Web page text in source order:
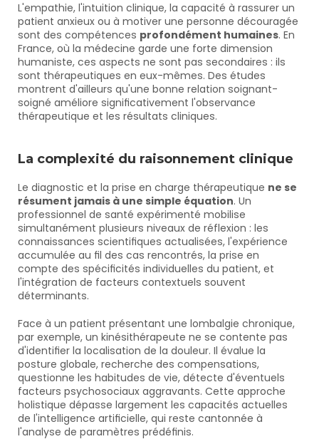
L'empathie, l'intuition clinique, la capacité à rassurer un
patient anxieux ou à motiver une personne découragée
sont des compétences profondément humaines. En
France, où la médecine garde une forte dimension
humaniste, ces aspects ne sont pas secondaires : ils
sont thérapeutiques en eux-mêmes. Des études
montrent d'ailleurs qu'une bonne relation soignant-
soigné améliore significativement l'observance
thérapeutique et les résultats cliniques.
La complexité du raisonnement clinique
Le diagnostic et la prise en charge thérapeutique ne se
résument jamais à une simple équation. Un
professionnel de santé expérimenté mobilise
simultanément plusieurs niveaux de réflexion : les
connaissances scientifiques actualisées, l'expérience
accumulée au fil des cas rencontrés, la prise en
compte des spécificités individuelles du patient, et
l'intégration de facteurs contextuels souvent
déterminants.
Face à un patient présentant une lombalgie chronique,
par exemple, un kinésithérapeute ne se contente pas
d'identifier la localisation de la douleur. Il évalue la
posture globale, recherche des compensations,
questionne les habitudes de vie, détecte d'éventuels
facteurs psychosociaux aggravants. Cette approche
holistique dépasse largement les capacités actuelles
de l'intelligence artificielle, qui reste cantonnée à
l'analyse de paramètres prédéfinis.